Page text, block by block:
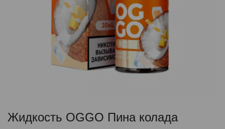
Жидкость OGGO Пина колада